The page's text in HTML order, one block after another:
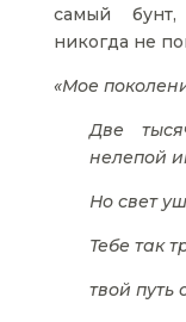
самый
никогда не
«Мое
Две
нелепой
Но свет
Тебе так
твой путь